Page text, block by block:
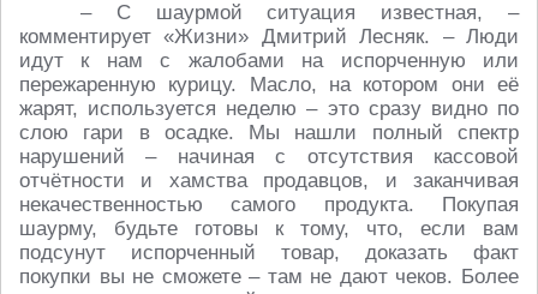
– С шаурмой ситуация известная, –
комментирует «Жизни» Дмитрий Лесняк. – Люди
идут к нам с жалобами на испорченную или
пережаренную курицу. Масло, на котором они её
жарят, используется неделю – это сразу видно по
слою гари в осадке. Мы нашли полный спектр
нарушений – начиная с отсутствия кассовой
отчётности и хамства продавцов, и заканчивая
некачественностью самого продукта. Покупая
шаурму, будьте готовы к тому, что, если вам
подсунут испорченный товар, доказать факт
покупки вы не сможете – там не дают чеков. Более